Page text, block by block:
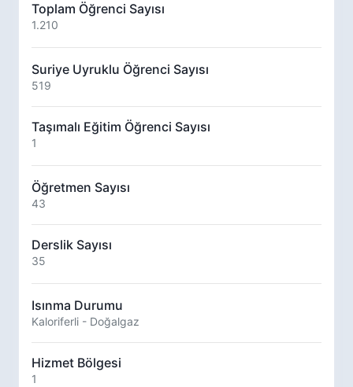
Toplam Öğrenci Sayısı
1.210
Suriye Uyruklu Öğrenci Sayısı
519
Taşımalı Eğitim Öğrenci Sayısı
1
Öğretmen Sayısı
43
Derslik Sayısı
35
Isınma Durumu
Kaloriferli - Doğalgaz
Hizmet Bölgesi
1